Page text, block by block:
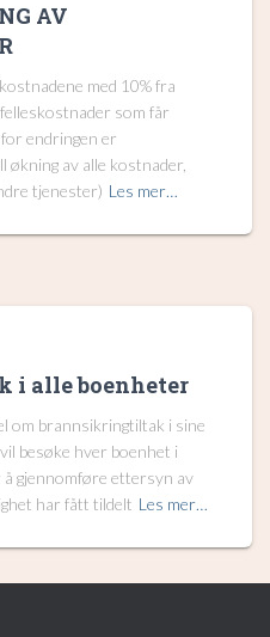
AV
med 10% fra
som får
endringen er
økning av alle kostnader,
tjenester) Les mer…
i alle boenheter
om brannsikringtiltak i sine
besøke hver boenhet i
gjennomføre ettersyn av
har fått tildelt Les mer…